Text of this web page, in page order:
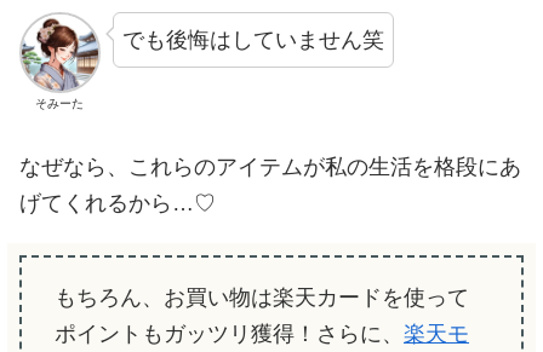
そみーた
でも後悔はしていません笑
なぜなら、これらのアイテムが私の生活を格段にあ
げてくれるから…♡
もちろん、お買い物は楽天カードを使って
ポイントもガッツリ獲得！さらに、 楽天モ